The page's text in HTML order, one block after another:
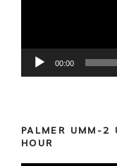
00:00
PALMER UMM-2
HOUR